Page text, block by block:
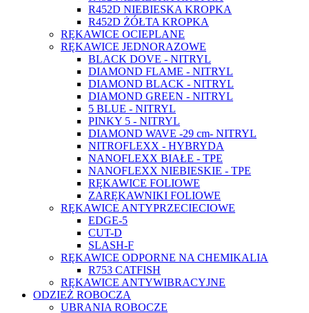
R452D NIEBIESKA KROPKA
R452D ŻÓŁTA KROPKA
RĘKAWICE OCIEPLANE
RĘKAWICE JEDNORAZOWE
BLACK DOVE - NITRYL
DIAMOND FLAME - NITRYL
DIAMOND BLACK - NITRYL
DIAMOND GREEN - NITRYL
5 BLUE - NITRYL
PINKY 5 - NITRYL
DIAMOND WAVE -29 cm- NITRYL
NITROFLEXX - HYBRYDA
NANOFLEXX BIAŁE - TPE
NANOFLEXX NIEBIESKIE - TPE
RĘKAWICE FOLIOWE
ZARĘKAWNIKI FOLIOWE
RĘKAWICE ANTYPRZECIECIOWE
EDGE-5
CUT-D
SLASH-F
RĘKAWICE ODPORNE NA CHEMIKALIA
R753 CATFISH
RĘKAWICE ANTYWIBRACYJNE
ODZIEŻ ROBOCZA
UBRANIA ROBOCZE